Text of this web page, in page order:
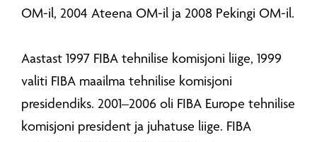
OM-il, 2004 Ateena OM-il ja 2008 Pekingi OM-il.
Aastast 1997 FIBA tehnilise komisjoni liige, 1999
valiti FIBA maailma tehnilise komisjoni
presidendiks. 2001–2006 oli FIBA Europe tehnilise
komisjoni president ja juhatuse liige. FIBA